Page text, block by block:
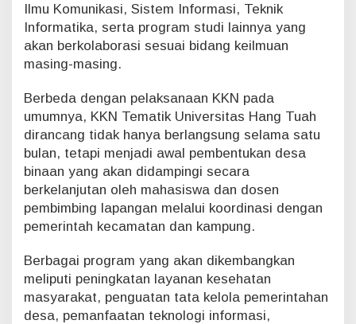
Ilmu Komunikasi, Sistem Informasi, Teknik
Informatika, serta program studi lainnya yang
akan berkolaborasi sesuai bidang keilmuan
masing-masing.
Berbeda dengan pelaksanaan KKN pada
umumnya, KKN Tematik Universitas Hang Tuah
dirancang tidak hanya berlangsung selama satu
bulan, tetapi menjadi awal pembentukan desa
binaan yang akan didampingi secara
berkelanjutan oleh mahasiswa dan dosen
pembimbing lapangan melalui koordinasi dengan
pemerintah kecamatan dan kampung.
Berbagai program yang akan dikembangkan
meliputi peningkatan layanan kesehatan
masyarakat, penguatan tata kelola pemerintahan
desa, pemanfaatan teknologi informasi,